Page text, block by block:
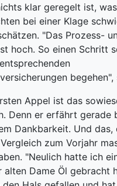
klar geregelt ist,
bei einer Klage
"Das Prozess-
hoch. So einen Schritt
begehen",
Appel ist das
Denn er erfährt gerade
Dankbarkeit. Und das,
zum Vorjahr
"Neulich hatte ich
alten Dame Öl gebracht